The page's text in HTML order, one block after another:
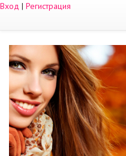
Вход | Регистрация